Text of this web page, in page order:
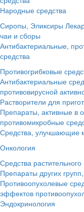
Народные средства
Сиропы, Эликсиры
чаи и сборы
Антибактериальные,
средства
Противогрибковые
Антибактериальные
противовирусной
Растворители для
Препараты, активные в
противомикробные
Средства, улучшающие
Онкология
Средства
Препараты других
Противоопухолевые
эффектов
Эндокринология